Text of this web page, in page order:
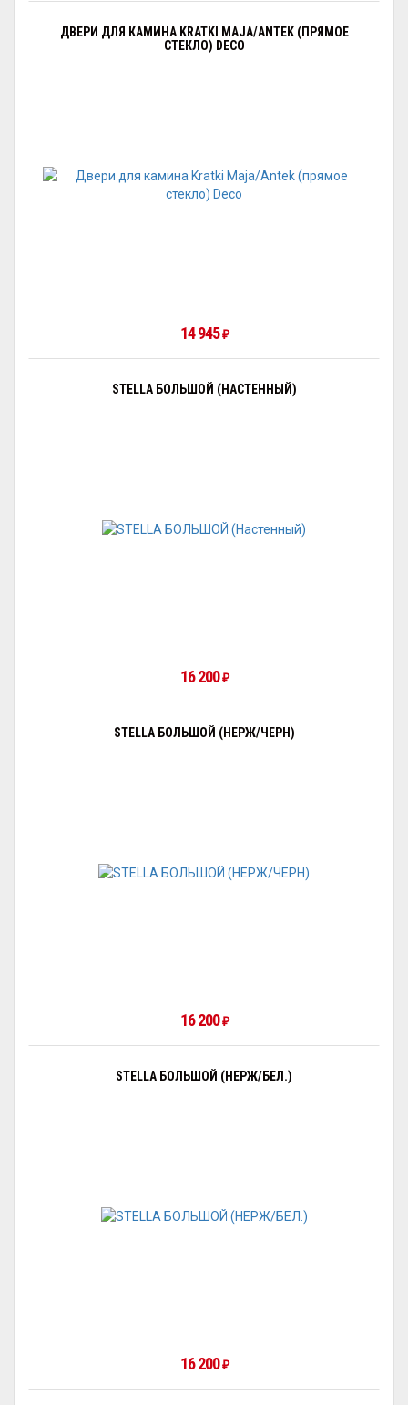
ДВЕРИ ДЛЯ КАМИНА KRATKI MAJA/ANTEK (ПРЯМОЕ
СТЕКЛО) DECO
14 945 ₽
STELLA БОЛЬШОЙ (НАСТЕННЫЙ)
16 200 ₽
STELLA БОЛЬШОЙ (НЕРЖ/ЧЕРН)
16 200 ₽
STELLA БОЛЬШОЙ (НЕРЖ/БЕЛ.)
16 200 ₽